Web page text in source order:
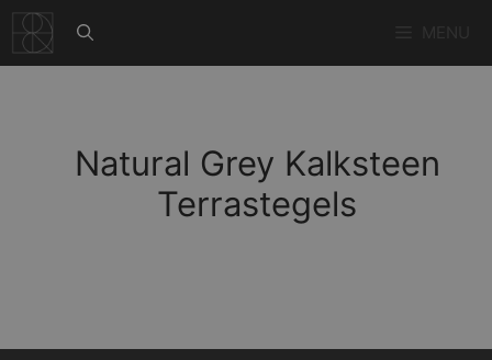
naar
de
Natural Grey Kalksteen
Terrastegels